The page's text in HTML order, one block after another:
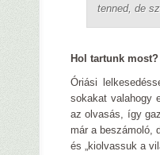
tenned, de
Hol tartunk most?
Óriási
sokakat valahogy
az olvasás, így
már a beszámoló,
és „kiolvassuk a